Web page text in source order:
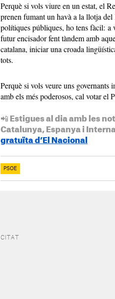
Perquè si vols viure en un estat, el
prenen fumant un havà a la llotja
polítiques públiques, ho tens fàcil: a
futur encisador fent tàndem amb
catalana, iniciar una croada
tots.
Perquè si vols veure uns governants
amb els més poderosos, cal votar el
📲 Estigues al dia amb les
Catalunya, Espanya i
gratuïta d’El Nacional
PSOE